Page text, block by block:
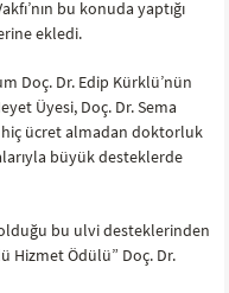
bu konuda yaptığı
ekledi.
Doç. Dr. Edip Kürklü’nün
Üyesi, Doç. Dr. Sema
hiç ücret almadan doktorluk
büyük desteklerde
olduğu bu ulvi desteklerinden
Hizmet Ödülü” Doç. Dr.